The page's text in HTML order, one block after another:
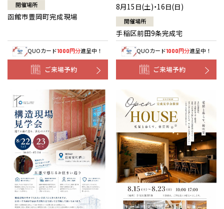
開催場所
函館市豊岡町完成現場
QUOカード1000円分進呈中！
ご来場予約
8月15日(土)・16日(日)
開催場所
手稲区前田9条完成宅
QUOカード1000円分進呈中！
ご来場予約
全国の展示場
北海道
札幌
東北
お近くのイベント
北海道
札幌
札幌
小樽
東北